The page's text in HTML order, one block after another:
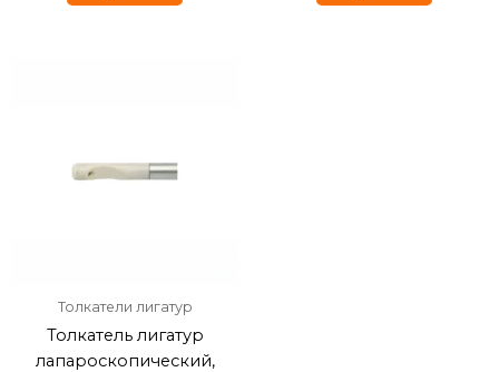
Толкатели лигатур
Толкатель лигатур
лапароскопический,